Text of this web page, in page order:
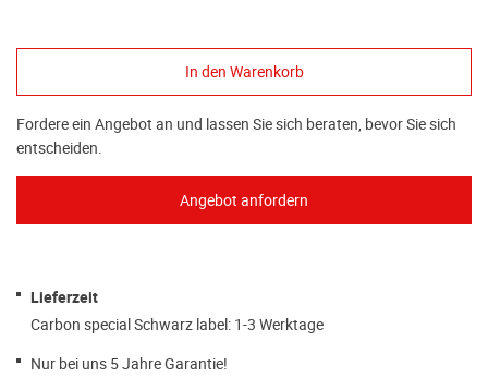
Fordere ein Angebot an und lassen Sie sich beraten, bevor Sie sich
entscheiden.
Lieferzeit
Carbon special Schwarz label: 1-3 Werktage
Nur bei uns 5 Jahre Garantie!